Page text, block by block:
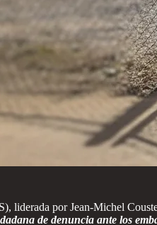
liderada por Jean-Michel
de denuncia ante los